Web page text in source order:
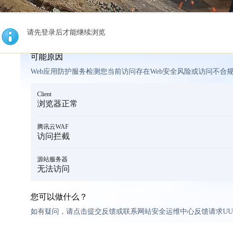
请先登录后才能继续浏览